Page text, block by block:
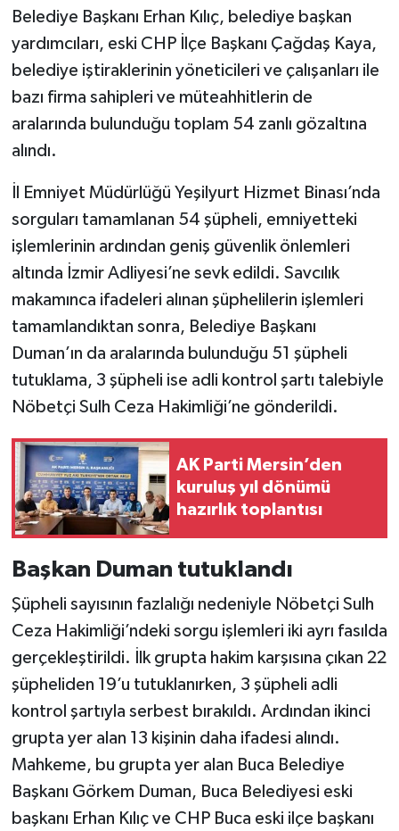
Belediye Başkanı Erhan Kılıç, belediye başkan
yardımcıları, eski CHP İlçe Başkanı Çağdaş Kaya,
belediye iştiraklerinin yöneticileri ve çalışanları ile
bazı firma sahipleri ve müteahhitlerin de
aralarında bulunduğu toplam 54 zanlı gözaltına
alındı.
İl Emniyet Müdürlüğü Yeşilyurt Hizmet Binası’nda
sorguları tamamlanan 54 şüpheli, emniyetteki
işlemlerinin ardından geniş güvenlik önlemleri
altında İzmir Adliyesi’ne sevk edildi. Savcılık
makamınca ifadeleri alınan şüphelilerin işlemleri
tamamlandıktan sonra, Belediye Başkanı
Duman’ın da aralarında bulunduğu 51 şüpheli
tutuklama, 3 şüpheli ise adli kontrol şartı talebiyle
Nöbetçi Sulh Ceza Hakimliği’ne gönderildi.
AK Parti Mersin’den
kuruluş yıl dönümü
hazırlık toplantısı
Başkan Duman tutuklandı
Şüpheli sayısının fazlalığı nedeniyle Nöbetçi Sulh
Ceza Hakimliği’ndeki sorgu işlemleri iki ayrı fasılda
gerçekleştirildi. İlk grupta hakim karşısına çıkan 22
şüpheliden 19’u tutuklanırken, 3 şüpheli adli
kontrol şartıyla serbest bırakıldı. Ardından ikinci
grupta yer alan 13 kişinin daha ifadesi alındı.
Mahkeme, bu grupta yer alan Buca Belediye
Başkanı Görkem Duman, Buca Belediyesi eski
başkanı Erhan Kılıç ve CHP Buca eski ilçe başkanı